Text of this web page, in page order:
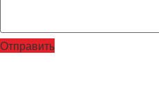
Отправить